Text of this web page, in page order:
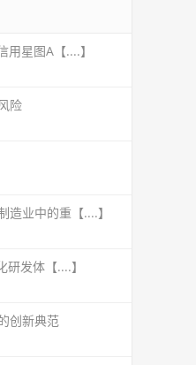
星图A【....】
险
业中的重【....】
发体【....】
创新典范